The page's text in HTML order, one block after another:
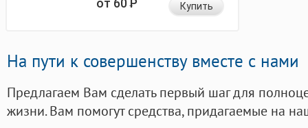
от 60Р Купить
На пути к совершенству вместе с нами
Предлагаем Вам сделать первый шаг для
жизни. Вам помогут средства, придагаемые на